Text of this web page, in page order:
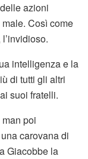
azioni
Così come
intelligenza e la
di tutti gli altri
suoi fratelli.
poi
carovana di
Giacobbe la